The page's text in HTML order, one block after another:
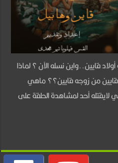
وهابيل
مغلقة
قايين..واين نسله الآن ؟ لماذا
قايين من زوجه قايين؟؟ ماهي
لايقتله أحد لمشاهدة الحلقة على